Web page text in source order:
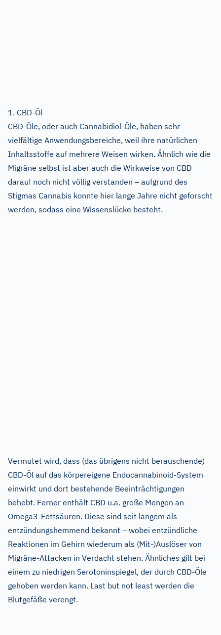
1. CBD-Öl
CBD-Öle, oder auch Cannabidiol-Öle, haben sehr
vielfältige Anwendungsbereiche, weil ihre natürlichen
Inhaltsstoffe auf mehrere Weisen wirken. Ähnlich wie die
Migräne selbst ist aber auch die Wirkweise von CBD
darauf noch nicht völlig verstanden – aufgrund des
Stigmas Cannabis konnte hier lange Jahre nicht geforscht
werden, sodass eine Wissenslücke besteht.
Vermutet wird, dass (das übrigens nicht berauschende)
CBD-Öl auf das körpereigene Endocannabinoid-System
einwirkt und dort bestehende Beeinträchtigungen
behebt. Ferner enthält CBD u.a. große Mengen an
Omega3-Fettsäuren. Diese sind seit langem als
entzündungshemmend bekannt – wobei entzündliche
Reaktionen im Gehirn wiederum als (Mit-)Auslöser von
Migräne-Attacken in Verdacht stehen. Ähnliches gilt bei
einem zu niedrigen Serotoninspiegel, der durch CBD-Öle
gehoben werden kann. Last but not least werden die
Blutgefäße verengt.